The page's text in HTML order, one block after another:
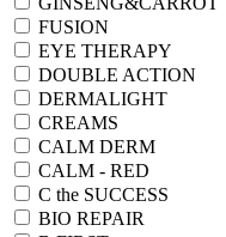
FUSION
EYE THERAPY
DOUBLE ACTION
DERMALIGHT
CREAMS
CALM DERM
CALM - RED
C the SUCCESS
BIO REPAIR